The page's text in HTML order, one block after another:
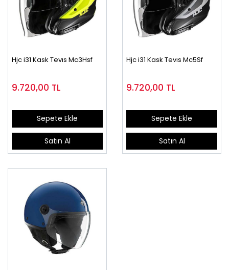
Hjc i31 Kask Tevıs Mc3Hsf
9.720,00 TL
Sepete Ekle
Satın Al
Hjc i31 Kask Tevıs Mc5Sf
9.720,00 TL
Sepete Ekle
Satın Al